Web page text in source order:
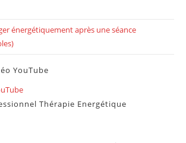
énergétiquement après une séance
YouTube
Thérapie Energétique